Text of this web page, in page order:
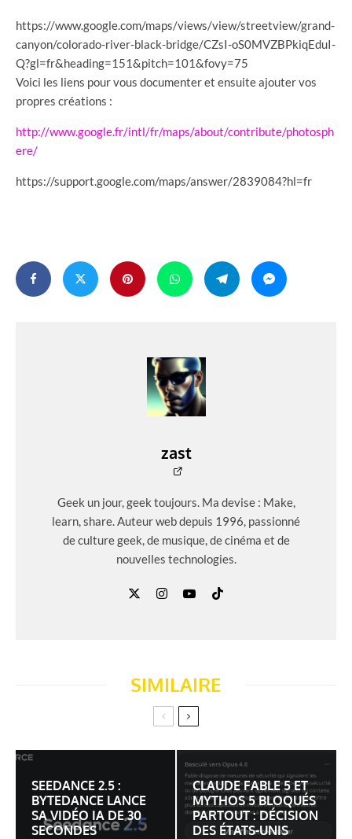
https://www.google.com/maps/views/view/streetview/grand-
canyon/colorado-river-black-bridge/CZsI-oS0MVZBPkiqEduI-
Q?gl=fr&heading=151&pitch=101&fovy=75
Voici les liens pour vous documenter et ensuite ajouter vos
propres créations :
http://www.google.fr/intl/fr/maps/about/contribute/photosph
ere/
https://support.google.com/maps/answer/2839084?hl=fr
zast
Geek un jour, geek toujours. Ma devise : Make,
learn, share. Auteur web depuis 1996, passionné
de culture geek, de musique, de cinéma et de
nouvelles technologies.
SIMILAIRE
SEEDANCE 2.5 :
BYTEDANCE LANCE
SA VIDÉO IA DE 30
SECONDES
CLAUDE FABLE 5 ET
MYTHOS 5 BLOQUÉS
PARTOUT : DÉCISION
DES ÉTATS-UNIS